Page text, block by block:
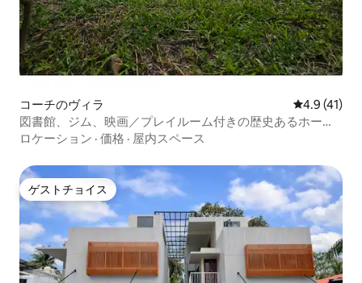
コーチのヴィラ レビュー41
4.9 (41)
図書館、ジム、映画／プレイルーム付きの歴史あるホーム
ステイ
ロケーション · 価格 · 屋内スペース
ゲストチョイス
ゲストチョイス